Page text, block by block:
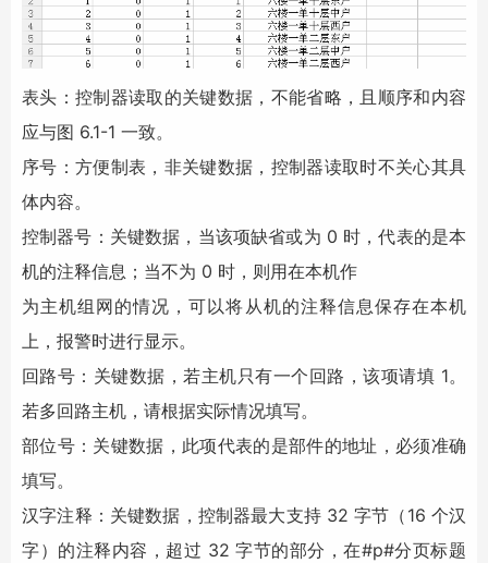
表头：控制器读取的关键数据，不能省略，且顺序和内容
应与图 6.1-1 一致。
序号：方便制表，非关键数据，控制器读取时不关心其具
体内容。
控制器号：关键数据，当该项缺省或为 0 时，代表的是本
机的注释信息；当不为 0 时，则用在本机作
为主机组网的情况，可以将从机的注释信息保存在本机
上，报警时进行显示。
回路号：关键数据，若主机只有一个回路，该项请填 1。
若多回路主机，请根据实际情况填写。
部位号：关键数据，此项代表的是部件的地址，必须准确
填写。
汉字注释：关键数据，控制器最大支持 32 字节（16 个汉
字）的注释内容，超过 32 字节的部分，在#p#分页标题